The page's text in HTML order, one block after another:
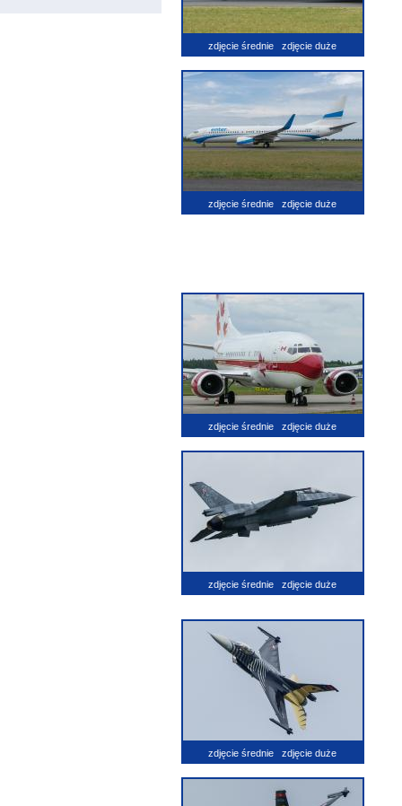
zdjęcie średnie zdjęcie duże
zdjęcie średnie zdjęcie duże
zdjęcie średnie zdjęcie duże
zdjęcie średnie zdjęcie duże
zdjęcie średnie zdjęcie duże